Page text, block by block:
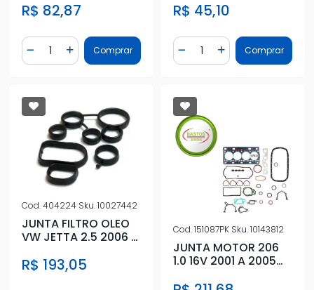
R$ 82,87
Diminuir Quantidade
Quantidade
Adicionar Quantidade
Comprar
R$ 45,10
Diminuir Quantidade
Quantidade
AdicionarComprar
Cod.404224 Sku.10027442
JUNTA FILTRO OLEO
VW JETTA 2.5 2006 A
R$ 193,05
Cod.151087PK Sku.10143812
JUNTA MOTOR 206
1.0 16V 2001 A 2005